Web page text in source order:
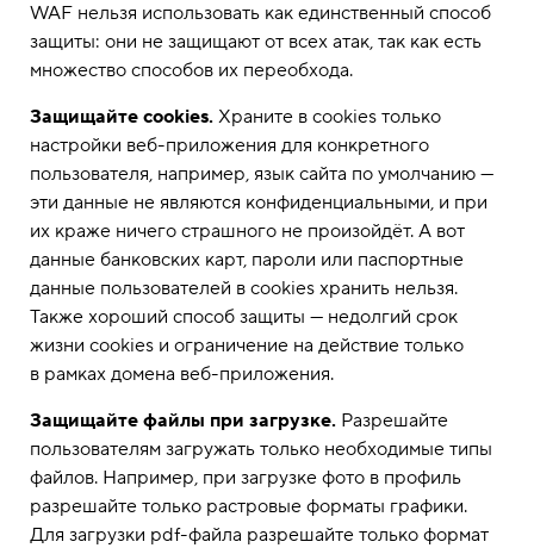
WAF нельзя использовать как единственный способ
защиты: они не защищают от всех атак, так как есть
множество способов их переобхода.
Защищайте cookies. Храните в cookies только
настройки веб-приложения для конкретного
пользователя, например, язык сайта по умолчанию —
эти данные не являются конфиденциальными, и при
их краже ничего страшного не произойдёт. А вот
данные банковских карт, пароли или паспортные
данные пользователей в cookies хранить нельзя.
Также хороший способ защиты — недолгий срок
жизни cookies и ограничение на действие только
в рамках домена веб-приложения.
Защищайте файлы при загрузке. Разрешайте
пользователям загружать только необходимые типы
файлов. Например, при загрузке фото в профиль
разрешайте только растровые форматы графики.
Для загрузки pdf-файла разрешайте только формат